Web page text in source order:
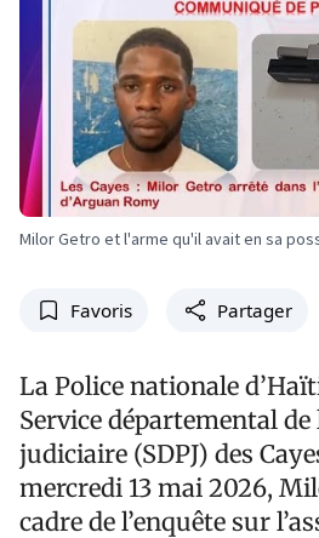
Milor Getro et l'arme qu'il avait en sa
Favoris Partager
La Police nationale
Service départemental de
judiciaire (SDPJ) des
mercredi 13 mai 2026,
cadre de l’enquête sur